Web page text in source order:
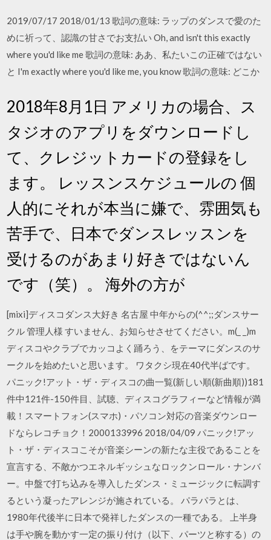
2019/07/17 2018/01/13 歌詞の意味: ラップのダンスで愛のた
めに祈って、認識の甘さでお支払い Oh, and isn't this exactly
where you'd like me 歌詞の意味: ああ、私たいこの正確ではない
と I'm exactly where you'd like me, you know 歌詞の意味: どこか
2018年8月1日 アメリカの場合、ス
タジオのアプリをダウンロードし
て、クレジットカードの登録をし
ます。 レッスンスケジュールの 個
人的にそれが本当に嫌で、雰囲気も
苦手で、日本でダンスレッスンを
受けるのがあまり好きではないん
です（笑）。 海外の方が
[mixi]ディスコダンス大好き 名古屋 中年からの(^^;;ダンスサー
クル 管理人様 すいません、お知らせさせてください。m(_ _)m
ディスコやクラブでカッコよく踊ろう、をテーマにダンスのサ
ークルを始めたいと思います。 ワタクシ現在40代半ばです。
パニック!アット・ザ・ディスコの曲一覧(新しい順(新曲順))181
件中121件-150件目、試聴、ディスコグラフィーなど情報が満
載！スマートフォン(スマホ)・パソコン対応の音楽ダウンロー
ドならレコチョク！2000133996 2018/04/09 パニック!アッ
ト・ザ・ディスコこそが音楽シーンの新たな主役であることを
宣言する、不敵かつエネルギッシュなロックンロール・ナンバ
ー。中盤で打ち込みを導入したダンス・ミュージックに転調す
るという凝ったアレンジが施されている。 パラパラとは、
1980年代後半に日本で発祥したダンスの一種である。 上半身
は手や腕を動かす一定の振り付け（以下、パーツと称する）の